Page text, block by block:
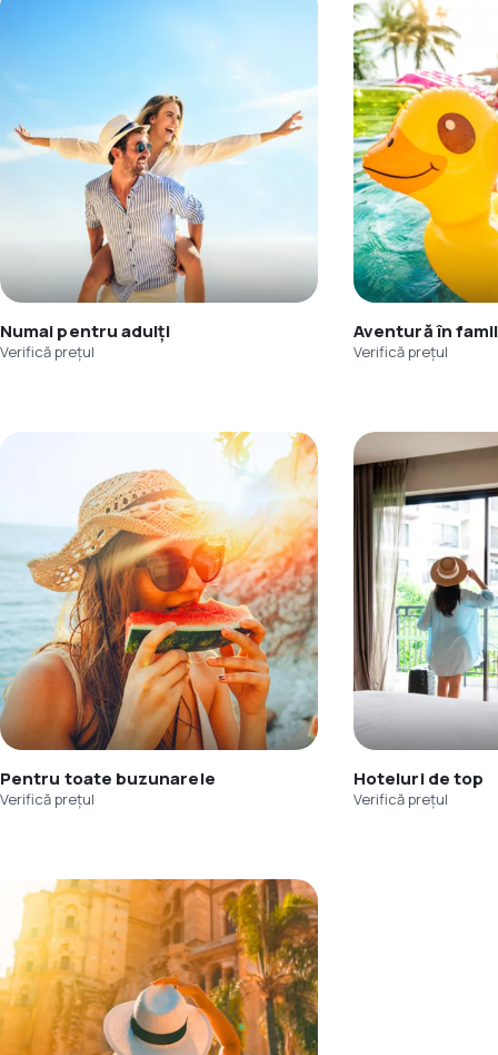
Numai pentru adulți
Verifică prețul
Aventură în
Verifică prețul
Pentru toate buzunarele
Verifică prețul
Hoteluri de top
Verifică prețul